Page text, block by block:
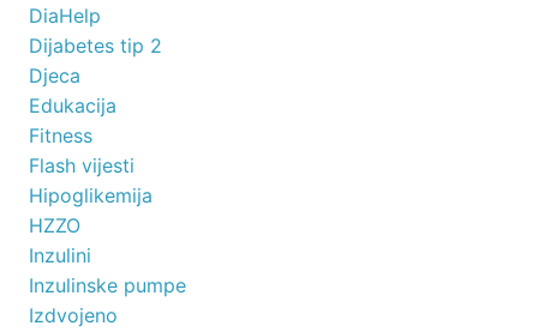
DiaHelp
Dijabetes tip 2
Djeca
Edukacija
Fitness
Flash vijesti
Hipoglikemija
HZZO
Inzulini
Inzulinske pumpe
Izdvojeno